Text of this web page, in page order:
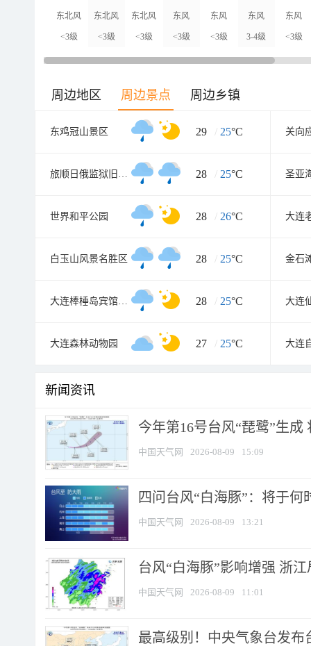
东北风
<3级
东北风
<3级
东北风
<3级
东风
<3级
东风
<3级
东风
3-4级
东风
<3级
周边地区 周边景点 周边乡镇
东鸡冠山景区 29 / 25°C 关向
旅顺日俄监狱旧址博物馆 28 / 25°C 圣亚
世界和平公园 28 / 26°C
白玉山风景名胜区 28 / 25°C
大连棒棰岛宾馆景区 28 / 25°C
大连森林动物园 27 / 25°C 大连
新闻资讯
今年第16号台风“琵鹭”生
中国天气网 2026-08-09 15:09
四问台风“白海豚”：将于
中国天气网 2026-08-09 13:21
台风“白海豚”影响增强 浙
中国天气网 2026-08-09 11:01
最高级别！中央气象台发布